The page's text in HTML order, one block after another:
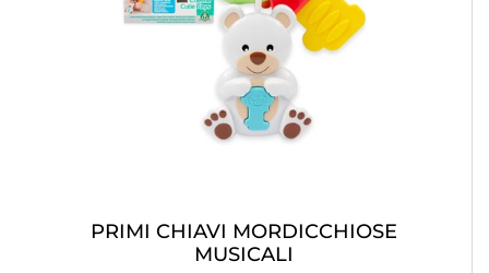
PRIMI CHIAVI MORDICCHIOSE
MUSICALI